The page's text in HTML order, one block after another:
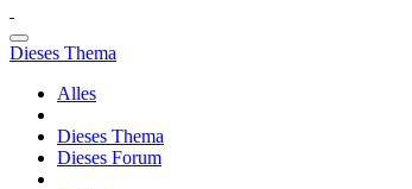
Dieses Thema
Alles
Dieses Thema
Dieses Forum